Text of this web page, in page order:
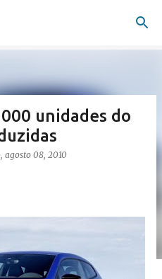
principal
unidades do
agosto 08, 2010